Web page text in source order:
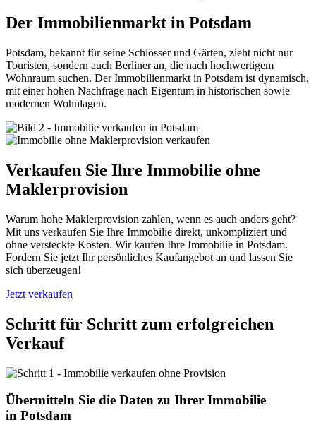
Der Immobilienmarkt in Potsdam
Potsdam, bekannt für seine Schlösser und Gärten, zieht nicht nur
Touristen, sondern auch Berliner an, die nach hochwertigem
Wohnraum suchen. Der Immobilienmarkt in Potsdam ist dynamisch,
mit einer hohen Nachfrage nach Eigentum in historischen sowie
modernen Wohnlagen.
Verkaufen Sie Ihre Immobilie ohne
Maklerprovision
Warum hohe Maklerprovision zahlen, wenn es auch anders geht?
Mit uns verkaufen Sie Ihre Immobilie direkt, unkompliziert und
ohne versteckte Kosten. Wir kaufen Ihre Immobilie in Potsdam.
Fordern Sie jetzt Ihr persönliches Kaufangebot an und lassen Sie
sich überzeugen!
Jetzt verkaufen
Schritt für Schritt zum erfolgreichen
Verkauf
Übermitteln Sie die Daten zu Ihrer Immobilie
in Potsdam